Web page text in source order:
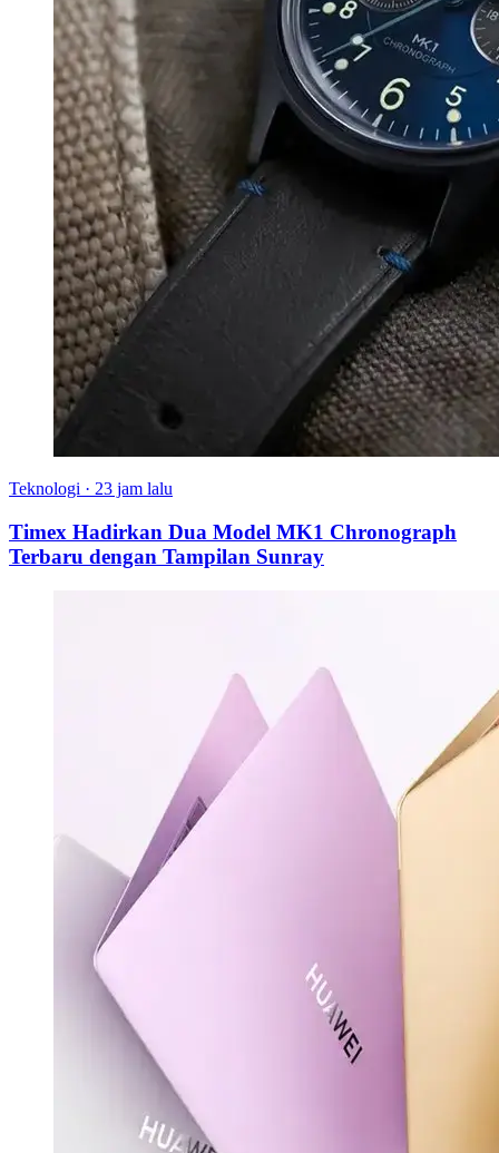
Teknologi · 23 jam lalu
Timex Hadirkan Dua Model MK1 Chronograph
Terbaru dengan Tampilan Sunray